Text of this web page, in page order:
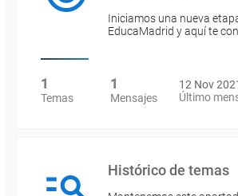
Iniciamos una nueva
EducaMadrid y aquí te
1
Temas
1
Mensajes
12 Nov
Último
Histórico de temas